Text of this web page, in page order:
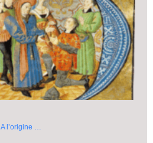
A l’origine …